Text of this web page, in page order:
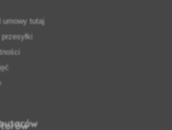
umowy tutaj